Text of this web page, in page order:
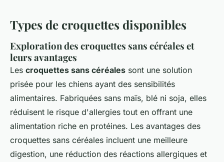
Types de croquettes disponibles
Exploration des croquettes sans céréales et
leurs avantages
Les croquettes sans céréales sont une solution
prisée pour les chiens ayant des sensibilités
alimentaires. Fabriquées sans maïs, blé ni soja, elles
réduisent le risque d'allergies tout en offrant une
alimentation riche en protéines. Les avantages des
croquettes sans céréales incluent une meilleure
digestion, une réduction des réactions allergiques et